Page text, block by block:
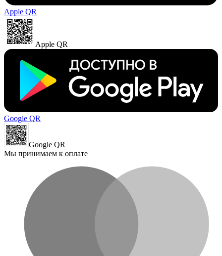
Apple QR
Apple QR
Google QR
Google QR
Мы принимаем к оплате